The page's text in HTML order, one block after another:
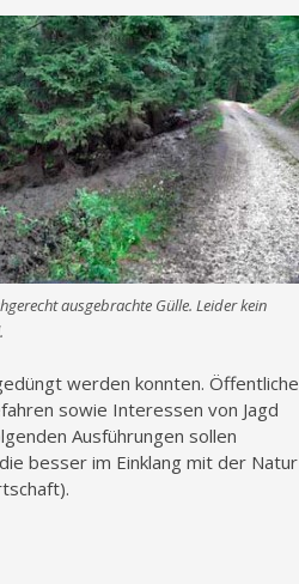
ausgebrachte Gülle. Leider kein
werden konnten. Öffentliche
sowie Interessen von Jagd
Ausführungen sollen
besser im Einklang mit der Natur